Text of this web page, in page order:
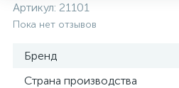
Артикул: 21101
Пока нет отзывов
Бренд
Страна производства